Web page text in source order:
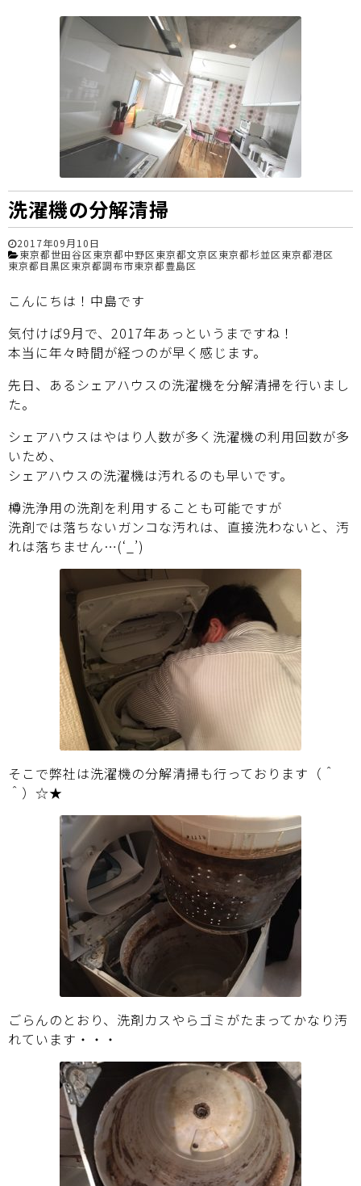
洗濯機の分解清掃
2017年09月10日
東京都世田谷区東京都中野区東京都文京区東京都杉並区東京都港区
東京都目黒区東京都調布市東京都豊島区
こんにちは！中島です
気付けば9月で、2017年あっというまですね！
本当に年々時間が経つのが早く感じます。
先日、あるシェアハウスの洗濯機を分解清掃を行いまし
た。
シェアハウスはやはり人数が多く洗濯機の利用回数が多
いため、
シェアハウスの洗濯機は汚れるのも早いです。
樽洗浄用の洗剤を利用することも可能ですが
洗剤では落ちないガンコな汚れは、直接洗わないと、汚
れは落ちません…(‘_’)
そこで弊社は洗濯機の分解清掃も行っております（＾
＾）☆★
ごらんのとおり、洗剤カスやらゴミがたまってかなり汚
れています・・・